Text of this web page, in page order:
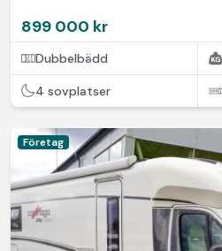
899 000 kr
Dubbelbädd
4 sovplatser
Företag